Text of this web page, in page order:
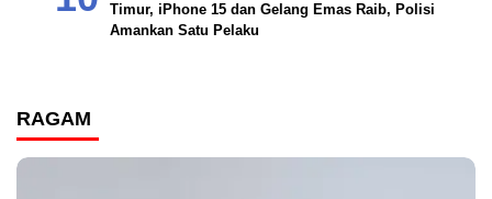
Timur, iPhone 15 dan Gelang Emas Raib, Polisi
Amankan Satu Pelaku
RAGAM